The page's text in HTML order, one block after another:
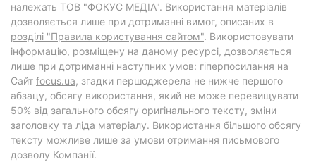
належать ТОВ "ФОКУС МЕДІА". Використання матеріалів
дозволяється лише при дотриманні вимог, описаних в
розділі "Правила користування сайтом". Використовувати
інформацію, розміщену на даному ресурсі, дозволяється
лише при дотриманні наступних умов: гіперпосилання на
Cайт focus.ua, згадки першоджерела не нижче першого
абзацу, обсягу використання, який не може перевищувати
50% від загального обсягу оригінального тексту, зміни
заголовку та ліда матеріалу. Використання більшого обсягу
тексту можливе лише за умови отримання письмового
дозволу Компанії.